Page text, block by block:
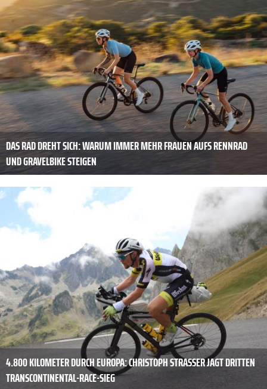
DAS RAD DREHT SICH: WARUM IMMER MEHR FRAUEN AUFS RENNRAD
UND GRAVELBIKE STEIGEN
4.800 KILOMETER DURCH EUROPA: CHRISTOPH STRASSER JAGT DRITTEN
TRANSCONTINENTAL-RACE-SIEG